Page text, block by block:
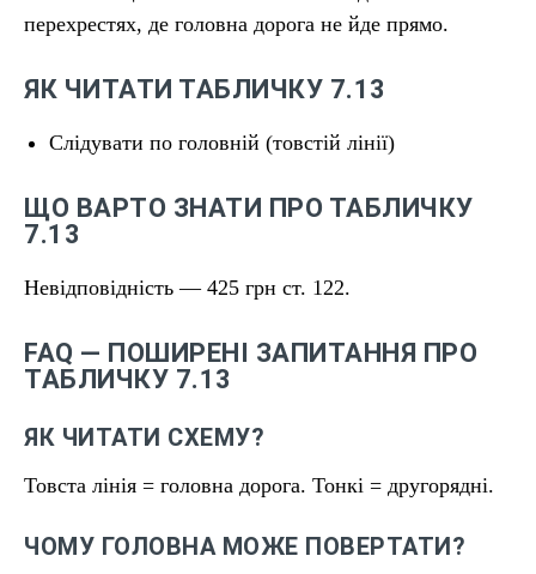
перехрестях, де головна дорога не йде прямо.
ЯК ЧИТАТИ ТАБЛИЧКУ 7.13
Слідувати по головній (товстій лінії)
ЩО ВАРТО ЗНАТИ ПРО ТАБЛИЧКУ
7.13
Невідповідність — 425 грн ст. 122.
FAQ — ПОШИРЕНІ ЗАПИТАННЯ ПРО
ТАБЛИЧКУ 7.13
ЯК ЧИТАТИ СХЕМУ?
Товста лінія = головна дорога. Тонкі = другорядні.
ЧОМУ ГОЛОВНА МОЖЕ ПОВЕРТАТИ?